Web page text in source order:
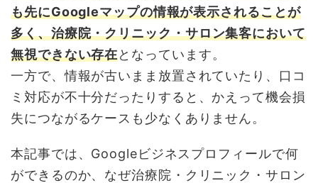
も先にGoogleマップの情報が表示されることが
多く、治療院・クリニック・サロン集客において
無視できない存在となっています。
一方で、情報が古いまま放置されていたり、口コ
ミ対応が不十分だったりすると、かえって機会損
失につながるケースも少なくありません。
本記事では、Googleビジネスプロフィールで何
ができるのか、なぜ治療院・クリニック・サロン